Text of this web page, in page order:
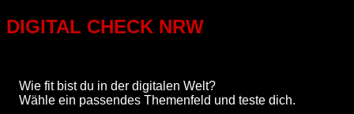
DIGITAL CHECK NRW
Wie fit bist du in der digitalen Welt?
Wähle ein passendes Themenfeld und teste dich.